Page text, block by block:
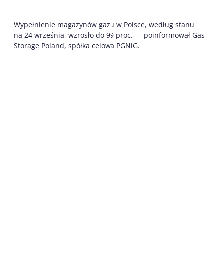
Wypełnienie magazynów gazu w Polsce, według stanu
na 24 września, wzrosło do 99 proc. — poinformował Gas
Storage Poland, spółka celowa PGNiG.